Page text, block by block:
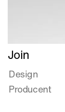
Læs
mere
om
Join
Join
Design
Producent